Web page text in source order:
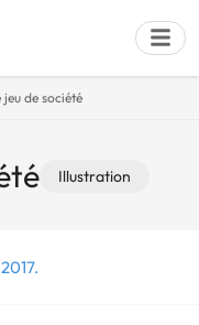
jeu de société
Illustration